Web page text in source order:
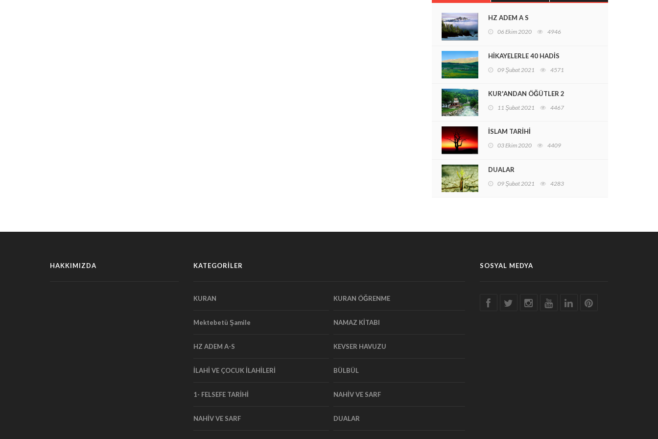
HZ ADEM A S
06 Ekim 2020 4946
HİKAYELERLE 40 HADİS
09 Şubat 2021 4571
KUR'ANDAN ÖĞÜTLER 2
11 Şubat 2021 4467
İSLAM TARİHİ
03 Ekim 2020 4409
DUALAR
09 Şubat 2021 4283
HAKKIMIZDA KATEGORİLER
KURAN KURAN ÖĞRENME
Mektebetü Şamile NAMAZ KİTABI
HZ ADEM A-S KEVSER HAVUZU
İLAHİ VE ÇOCUK İLAHİLERİ BÜLBÜL
1- FELSEFE TARİHİ NAHİV VE SARF
NAHİV VE SARF DUALAR
SOSYAL MEDYA